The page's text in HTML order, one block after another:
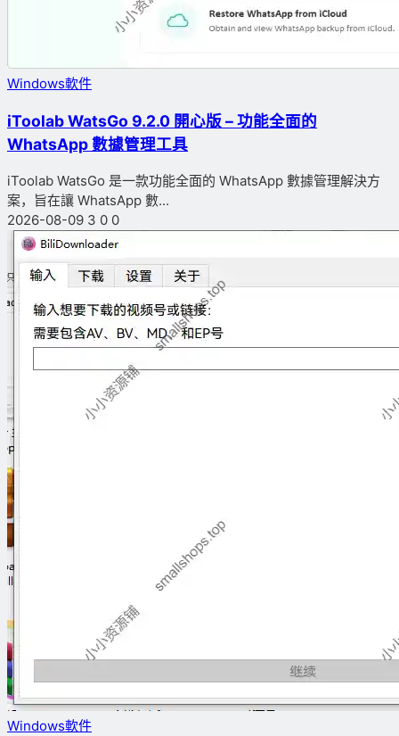
Windows軟件
iToolab WatsGo 9.2.0 開心版 – 功能全面的
WhatsApp 數據管理工具
iToolab WatsGo 是一款功能全面的 WhatsApp 數據管理解決方
案，旨在讓 WhatsApp 數...
2026-08-09 3 0 0
Windows軟件